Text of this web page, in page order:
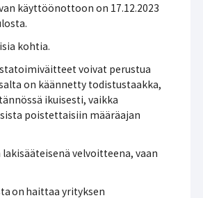
käyttöönottoon on 17.12.2023
kohtia.
voivat perustua
on käännetty todistustaakka,
ikuisesti, vaikka
poistettaisiin määräajan
velvoitteena, vaan
on haittaa yrityksen